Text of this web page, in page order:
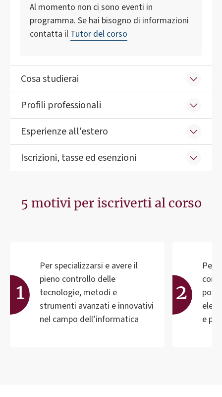
Al momento non ci sono eventi in
programma. Se hai bisogno di informazioni
contatta il Tutor del corso
Cosa studierai
Profili professionali
Esperienze all'estero
Iscrizioni, tasse ed esenzioni
5 motivi per iscriverti al corso
Per specializzarsi e avere il
pieno controllo delle
tecnologie, metodi e
strumenti avanzati e innovativi
nel campo dell’informatica
Per
e